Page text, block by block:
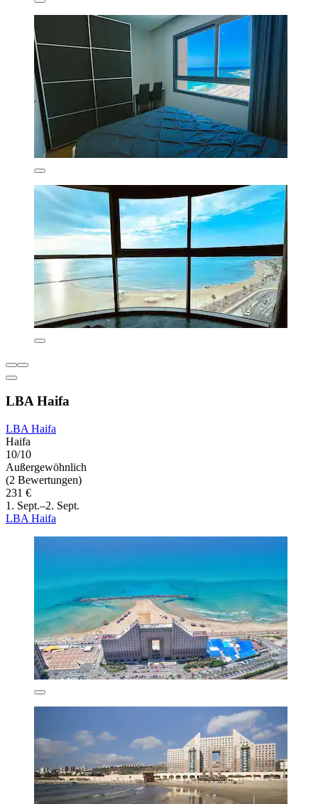
LBA Haifa
LBA Haifa
Haifa
10/10
Außergewöhnlich
(2 Bewertungen)
231 €
1. Sept.–2. Sept.
LBA Haifa